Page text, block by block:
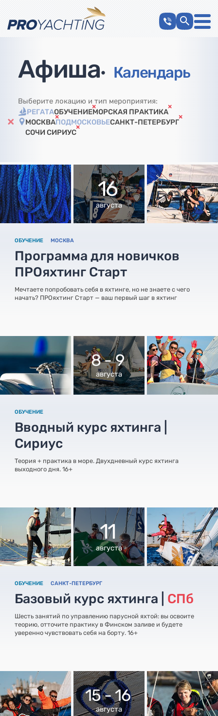
Афиша• Календарь
Выберите локацию и тип мероприятия:
РЕГАТАОБУЧЕНИЕМОРСКАЯ ПРАКТИКА
МОСКВАПОДМОСКОВЬЕСАНКТ-ПЕТЕРБУРГ
СОЧИ СИРИУС
16
августа
ОБУЧЕНИЕ МОСКВА
Программа для новичков
ПРОяхтинг Старт
Мечтаете попробовать себя в яхтинге, но не знаете с чего
начать? ПРОяхтинг Старт — ваш первый шаг в яхтинг
8 - 9
августа
ОБУЧЕНИЕ
Вводный курс яхтинга |
Сириус
Теория + практика в море. Двухдневный курс яхтинга
выходного дня. 16+
11
августа
ОБУЧЕНИЕ САНКТ-ПЕТЕРБУРГ
Базовый курс яхтинга | СПб
Шесть занятий по управлению парусной яхтой: вы освоите
теорию, отточите практику в Финском заливе и будете
уверенно чувствовать себя на борту. 16+
15 - 16
августа